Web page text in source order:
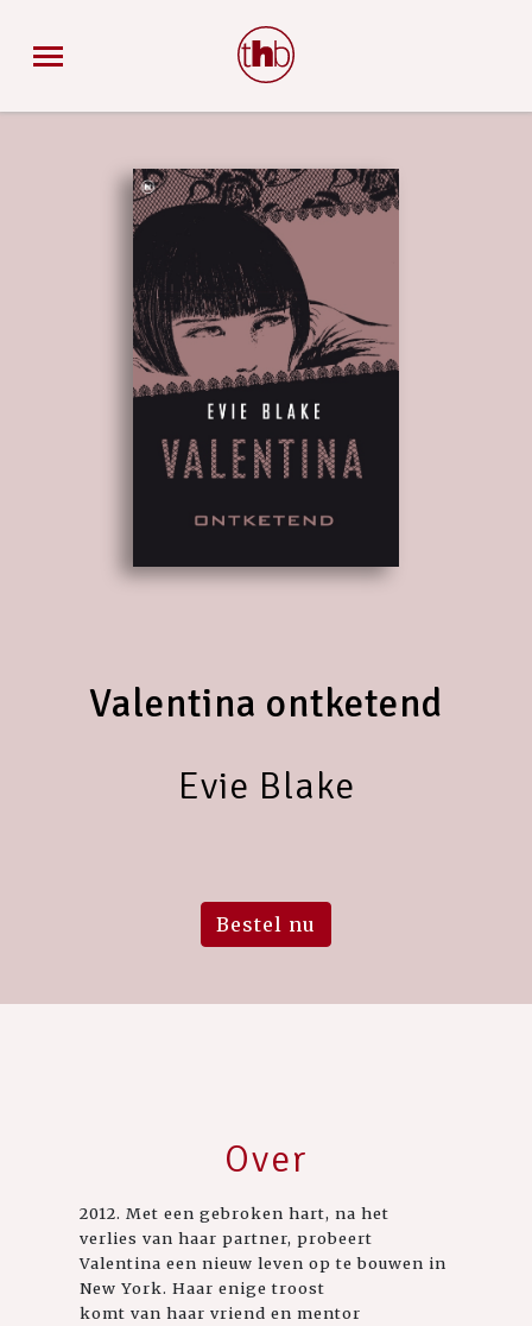
Valentina ontketend
Evie Blake
Bestel nu
Over
2012. Met een gebroken hart, na het
verlies van haar partner, probeert
Valentina een nieuw leven op te bouwen in
New York. Haar enige troost
komt van haar vriend en mentor